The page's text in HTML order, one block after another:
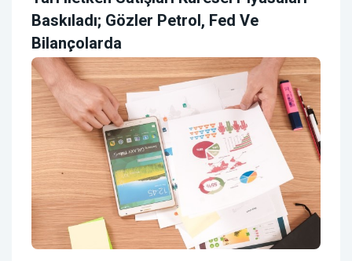
Baskıladı; Gözler Petrol, Fed Ve
Bilançolarda